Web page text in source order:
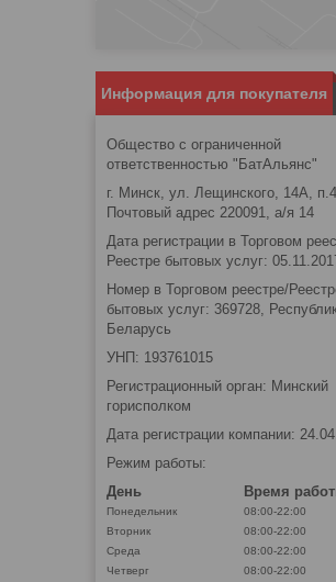
Информация для покупателя
Общество с ограниченной
ответственностью "БатАльянс"
г. Минск, ул. Лещинского, 14А,
Почтовый адрес 220091, а/я 14
Дата регистрации в Торговом
Реестре бытовых услуг:
Номер в Торговом реестре/
бытовых услуг: 369728,
Беларусь
УНП: 193761015
Регистрационный орган: Минский
горисполком
Дата регистрации компании:
Режим работы:
День
Время
Понедельник
08:00-22:00
Вторник
08:00-22:00
Среда
08:00-22:00
Четверг
08:00-22:00